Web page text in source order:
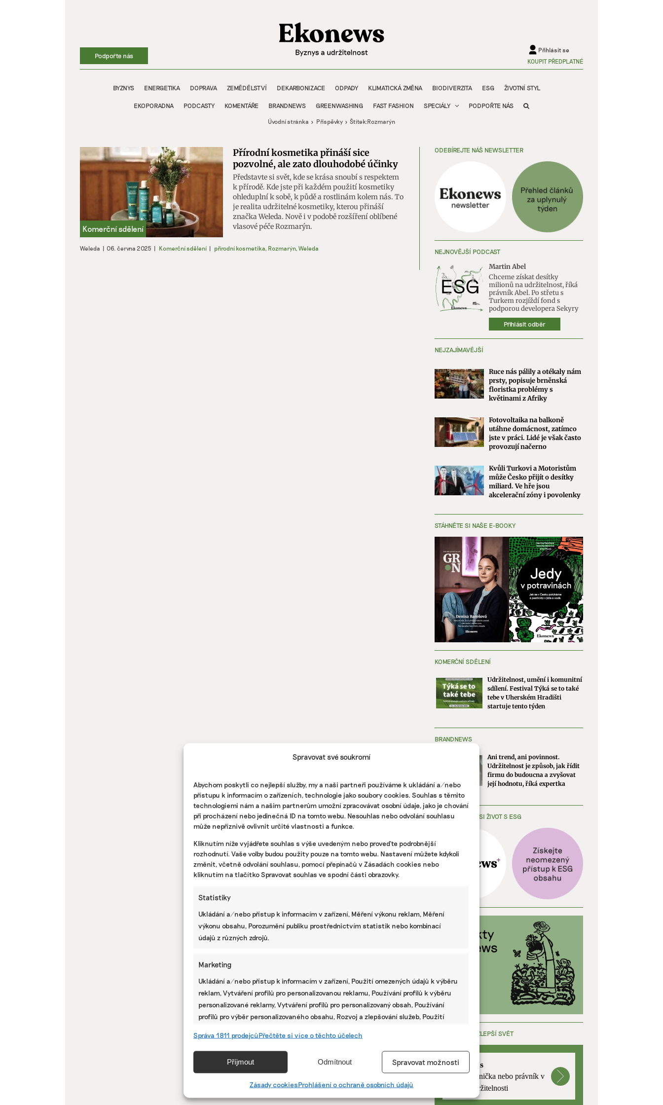
Spravovat své soukromí
Abychom poskytli co nejlepší služby, my a naši partneři používáme k ukládání a/nebo
přístupu k informacím o zařízeních, technologie jako soubory cookies. Souhlas s těmito
technologiemi nám a našim partnerům umožní zpracovávat osobní údaje, jako je chování
při procházení nebo jedinečná ID na tomto webu. Nesouhlas nebo odvolání souhlasu
může nepříznivě ovlivnit určité vlastnosti a funkce.
Kliknutím níže vyjádřete souhlas s výše uvedeným nebo proveďte podrobnější
rozhodnutí. Vaše volby budou použity pouze na tomto webu. Nastavení můžete kdykoli
změnit, včetně odvolání souhlasu, pomocí přepínačů v Zásadách cookies nebo
kliknutím na tlačítko Spravovat souhlas ve spodní části obrazovky.
Statistiky
Ukládání a/nebo přístup k informacím v zařízení, Měření výkonu reklam, Měření
výkonu obsahu, Porozumění publiku prostřednictvím statistik nebo kombinací
údajů z různých zdrojů.
Marketing
Ukládání a/nebo přístup k informacím v zařízení, Použití omezených údajů k výběru
reklam, Vytváření profilů pro personalizovanou reklamu, Používání profilů k výběru
personalizované reklamy, Vytváření profilů pro personalizovaný obsah, Používání
profilů pro výběr personalizovaného obsahu, Rozvoj a zlepšování služeb, Použití
Přiřazování a kombinování údajů z jiných zdrojů údajů, Propojení různých
zařízení, Identifikace zařízení na základě automaticky přenášených
Správa 1811 prodejcůPřečtěte si více o těchto účelech
Příjmout Odmítnout Spravovat možnosti
Zásady cookiesProhlášení o ochraně osobních údajů
Podpořte nás
Přihlásit se
KOUPIT PŘEDPLATNÉ
BYZNYS ENERGETIKA DOPRAVA ZEMĚDĚLSTVÍ DEKARBONIZACE ODPADY KLIMATICKÁ ZMĚNA BIODIVERZITA ESG ŽIVOTNÍ STYL
EKOPORADNA PODCASTY KOMENTÁŘE BRANDNEWS GREENWASHING FAST FASHION SPECIÁLY PODPOŘTE NÁS
Úvodní stránka Příspěvky Štítek:Rozmarýn
Přírodní kosmetika přináší sice
pozvolné, ale zato dlouhodobé účinky
Představte si svět, kde se krása snoubí s respektem
k přírodě. Kde jste při každém použití kosmetiky
ohleduplní k sobě, k půdě a rostlinám kolem nás. To
je realita udržitelné kosmetiky, kterou přináší
značka Weleda. Nově i v podobě rozšíření oblíbené
vlasové péče Rozmarýn.
Weleda | 06. června 2025 | Komerční sdělení | přírodní kosmetika, Rozmarýn, Weleda
ODEBÍREJTE NÁŠ NEWSLETTER
NEJNOVĚJŠÍ PODCAST
Martin Abel
Chceme získat desítky
milionů na udržitelnost, říká
právník Abel. Po střetu s
Turkem rozjíždí fond s
podporou developera Sekyry
Přihlásit odběr
NEJZAJÍMAVĚJŠÍ
Ruce nás pálily a otékaly nám
prsty, popisuje brněnská
floristka problémy s
květinami z Afriky
Fotovoltaika na balkoně
utáhne domácnost, zatímco
jste v práci. Lidé je však často
provozují načerno
Kvůli Turkovi a Motoristům
může Česko přijít o desítky
miliard. Ve hře jsou
akcelerační zóny i povolenky
STÁHNĚTE SI NAŠE E-BOOKY
KOMERČNÍ SDĚLENÍ
Udržitelnost, umění i komunitní
sdílení. Festival Týká se to také
tebe v Uherském Hradišti
startuje tento týden
BRANDNEWS
Ani trend, ani povinnost.
Udržitelnost je způsob, jak řídit
firmu do budoucna a zvyšovat
její hodnotu, říká expertka
ZJEDNODUŠTE SI ŽIVOT S ESG
PRÁCE, KTERÁ ZLEPŠÍ SVĚT
mutualus
Stáž: právnička nebo právník v
oblasti udržitelnosti